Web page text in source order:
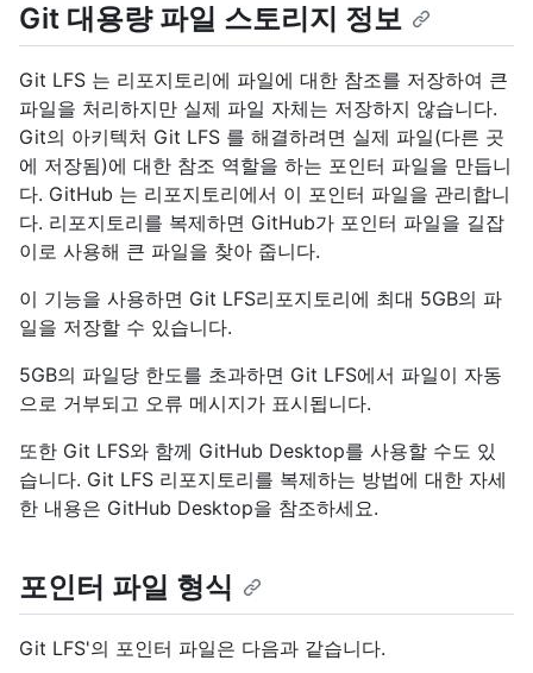
Git 대용량 파일 스토리지 정보
Git LFS 는 리포지토리에 파일에 대한 참조를 저장하여 큰
파일을 처리하지만 실제 파일 자체는 저장하지 않습니다.
Git의 아키텍처 Git LFS 를 해결하려면 실제 파일(다른 곳
에 저장됨)에 대한 참조 역할을 하는 포인터 파일을 만듭니
다. GitHub 는 리포지토리에서 이 포인터 파일을 관리합니
다. 리포지토리를 복제하면 GitHub가 포인터 파일을 길잡
이로 사용해 큰 파일을 찾아 줍니다.
이 기능을 사용하면 Git LFS리포지토리에 최대 5GB의 파
일을 저장할 수 있습니다.
5GB의 파일당 한도를 초과하면 Git LFS에서 파일이 자동
으로 거부되고 오류 메시지가 표시됩니다.
또한 Git LFS와 함께 GitHub Desktop를 사용할 수도 있
습니다. Git LFS 리포지토리를 복제하는 방법에 대한 자세
한 내용은 GitHub Desktop을 참조하세요.
포인터 파일 형식
Git LFS'의 포인터 파일은 다음과 같습니다.